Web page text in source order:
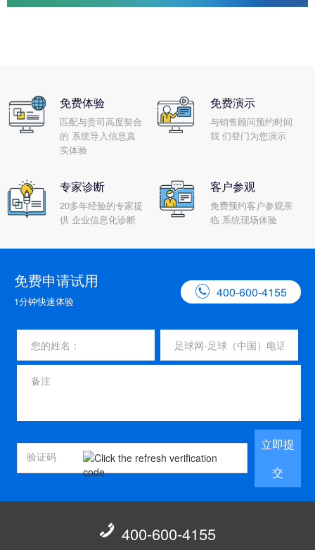
免费体验
匹配与贵司高度契合
的 系统导入信息真
实体验
免费演示
与销售顾问预约时间
我 们登门为您演示
专家诊断
20多年经验的专家提
供 企业信息化诊断
客户参观
免费预约客户参观亲
临 系统现场体验
免费申请试用
1分钟快速体验
 400-600-4155
立即提
交
 400-600-4155